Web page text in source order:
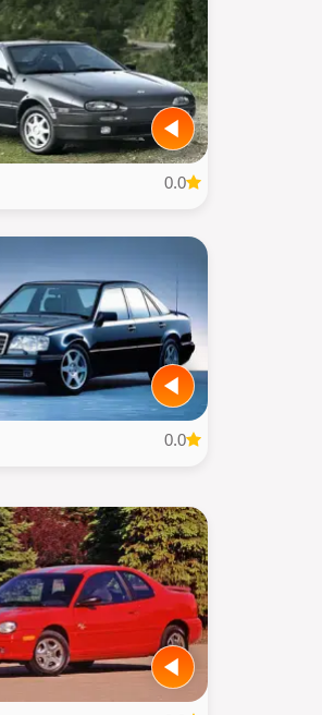
0.0
0.0